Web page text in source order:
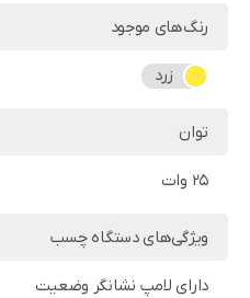
رنگ‌های موجود
زرد
توان
25 وات
ویژگی‌های دستگاه چسب
دارای لامپ نشانگر وضعیت